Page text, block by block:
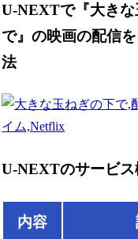
U-NEXTで『大き
で』の映画の配信
法
U-NEXTのサービス
内容